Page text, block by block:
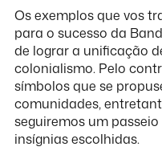
Os exemplos que vos
para o sucesso da
de lograr a unificação
colonialismo. Pelo
símbolos que se
comunidades,
seguiremos um
insígnias escolhidas.